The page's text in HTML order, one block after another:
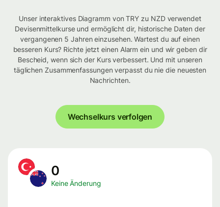
Unser interaktives Diagramm von TRY zu NZD verwendet
Devisenmittelkurse und ermöglicht dir, historische Daten der
vergangenen 5 Jahren einzusehen. Wartest du auf einen
besseren Kurs? Richte jetzt einen Alarm ein und wir geben dir
Bescheid, wenn sich der Kurs verbessert. Und mit unseren
täglichen Zusammenfassungen verpasst du nie die neuesten
Nachrichten.
Wechselkurs verfolgen
0
Keine Änderung